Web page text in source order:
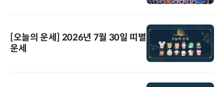
[오늘의 운세] 2026년 7월 30일 띠별
운세